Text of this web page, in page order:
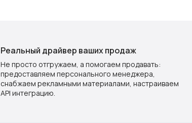
Реальный драйвер ваших продаж
Не просто отгружаем, а помогаем продавать:
предоставляем персонального менеджера,
снабжаем рекламными материалами, настраиваем
API интеграцию.